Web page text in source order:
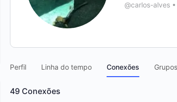
@carlos-alves •
Perfil Linha do tempo Conexões Grupos
49 Conexões